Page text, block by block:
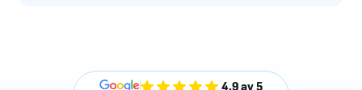
4,9 av 5